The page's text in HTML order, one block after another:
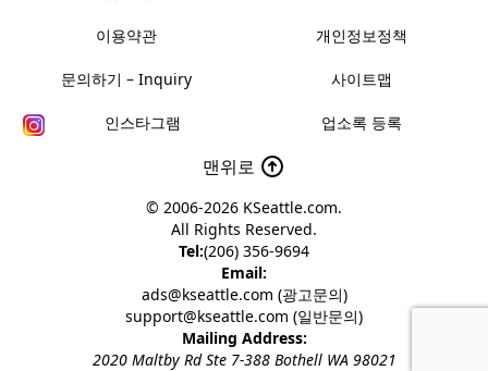
이용약관 개인정보정책
문의하기 – Inquiry 사이트맵
인스타그램 업소록 등록
맨위로
© 2006-2026 KSeattle.com.
All Rights Reserved.
Tel:(206) 356-9694
Email:
ads@kseattle.com (광고문의)
support@kseattle.com (일반문의)
Mailing Address:
2020 Maltby Rd Ste 7-388 Bothell WA 98021